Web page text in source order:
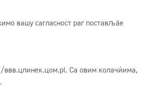
вашу сагласност par постављање
ввв.цлинек.цом.pl. Са овим колачићима,